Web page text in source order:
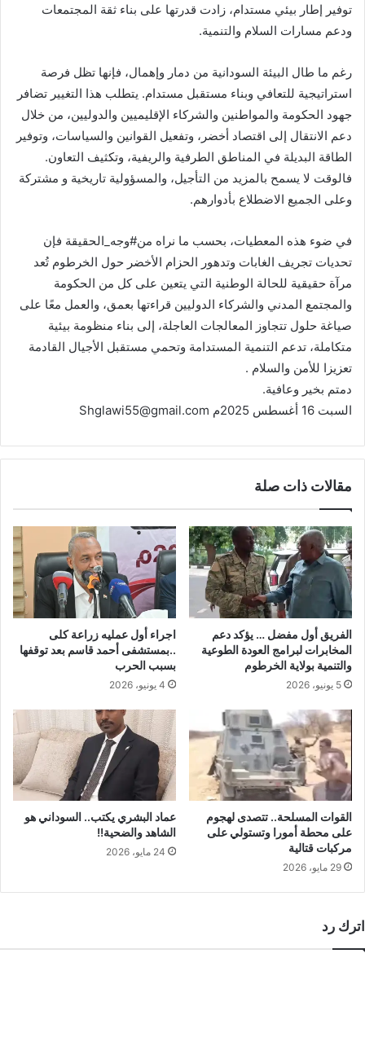
توفير إطار بيئي مستدام، زادت قدرتها على بناء ثقة المجتمعات
ودعم مسارات السلام والتنمية.
رغم ما طال البيئة السودانية من دمار وإهمال، فإنها تظل فرصة
استراتيجية للتعافي وبناء مستقبل مستدام. يتطلب هذا التغيير تضافر
جهود الحكومة والمواطنين والشركاء الإقليميين والدوليين، من خلال
دعم الانتقال إلى اقتصاد أخضر، وتفعيل القوانين والسياسات، وتوفير
الطاقة البديلة في المناطق الطرفية والريفية، وتكثيف التعاون.
فالوقت لا يسمح بالمزيد من التأجيل، والمسؤولية تاريخية و مشتركة
وعلى الجميع الاضطلاع بأدوارهم.
في ضوء هذه المعطيات، بحسب ما نراه من#وجه_الحقيقة فإن
تحديات تجريف الغابات وتدهور الحزام الأخضر حول الخرطوم تُعد
مرآة حقيقية للحالة الوطنية التي يتعين على كل من الحكومة
والمجتمع المدني والشركاء الدوليين قراءتها بعمق، والعمل معًا على
صياغة حلول تتجاوز المعالجات العاجلة، إلى بناء منظومة بيئية
متكاملة، تدعم التنمية المستدامة وتحمي مستقبل الأجيال القادمة
تعزيزا للأمن والسلام .
دمتم بخير وعافية.
السبت 16 أغسطس 2025م Shglawi55@gmail.com
مقالات ذات صلة
الفريق أول مفضل … يؤكد دعم
المخابرات لبرامج العودة الطوعية
والتنمية بولاية الخرطوم
5 يونيو، 2026
اجراء أول عمليه زراعة كلى
..بمستشفى أحمد قاسم بعد توقفها
بسبب الحرب
4 يونيو، 2026
القوات المسلحة.. تتصدى لهجوم
على محطة أمورا وتستولي على
مركبات قتالية
29 مايو، 2026
عماد البشري يكتب.. السوداني هو
الشاهد والضحية!!
24 مايو، 2026
اترك رد